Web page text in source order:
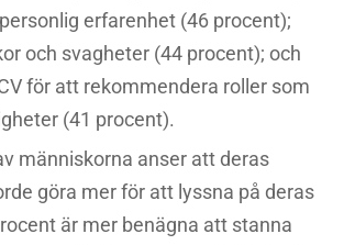
erfarenhet (46 procent);
och svagheter (44 procent); och
för att rekommendera roller som
(41 procent).
människorna anser att deras
göra mer för att lyssna på deras
är mer benägna att stanna